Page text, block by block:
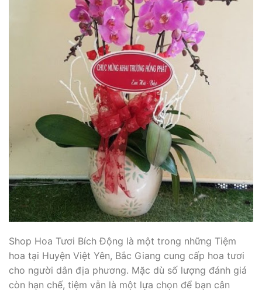
Shop Hoa Tươi Bích Động là một trong những Tiệm
hoa tại Huyện Việt Yên, Bắc Giang cung cấp hoa tươi
cho người dân địa phương. Mặc dù số lượng đánh giá
còn hạn chế, tiệm vẫn là một lựa chọn để bạn cân